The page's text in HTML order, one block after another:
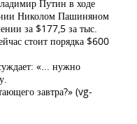
Путин в ходе
Николом Пашиняном
за $177,5 за тыс.
стоит порядка $600
«... нужно
завтра?» (vg-